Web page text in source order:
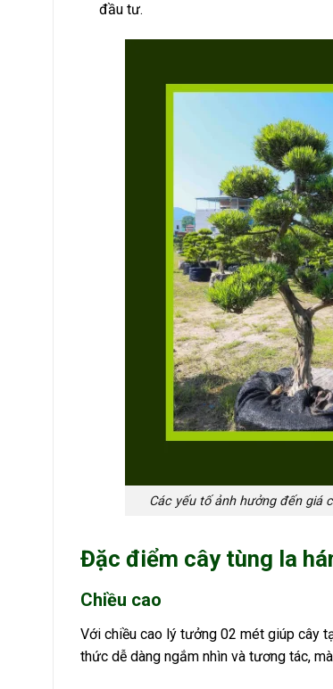
đầu tư.
Các yếu tố ảnh hưởng đến giá
Đặc điểm cây tùng la
Chiều cao
Với chiều cao lý tưởng 02 mét giúp cây
thức dễ dàng ngắm nhìn và tương tác,